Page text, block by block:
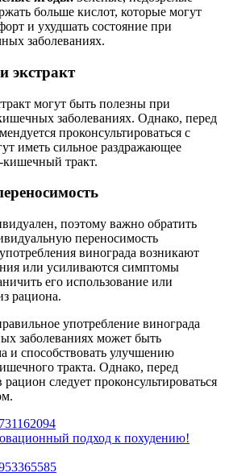
больше кислот, которые могут
и ухудшать состояние при
заболеваниях.
экстракт
могут быть полезны при
заболеваниях. Однако, перед
проконсультироваться с
иметь сильное раздражающее
кишечный тракт.
поэтому важно обратить
переносимость
винограда возникают
или усиливаются симптомы
его использование или
рациона.
употребление винограда
заболеваниях может быть
и способствовать улучшению
тракта. Однако, перед
следует проконсультироваться
подход к похудению!